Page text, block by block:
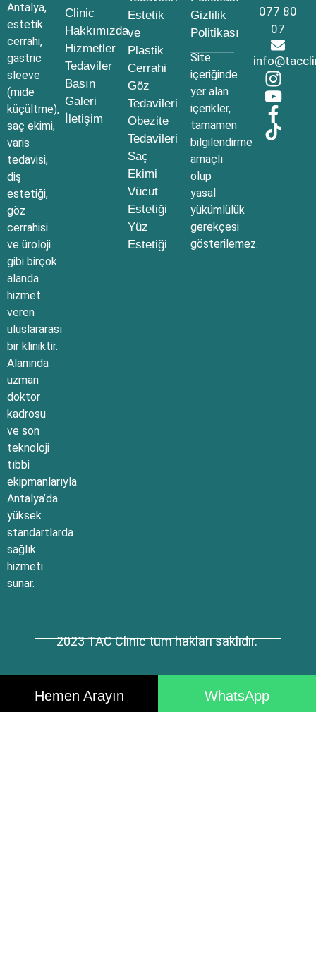
Antalya,
estetik
cerrahi,
gastric
sleeve
(mide
küçültme),
saç ekimi,
varis
tedavisi,
diş
estetiği,
göz
cerrahisi
ve üroloji
gibi birçok
alanda
hizmet
veren
uluslararası
bir kliniktir.
Alanında
uzman
doktor
kadrosu
ve son
teknoloji
tıbbi
ekipmanlarıyla
Antalya’da
yüksek
standartlarda
sağlık
hizmeti
sunar.
Clinic
Hakkımızda
Hizmetler
Tedaviler
Basın
Galeri
İletişim
Estetik
ve
Plastik
Cerrahi
Göz
Tedavileri
Obezite
Tedavileri
Saç
Ekimi
Vücut
Estetiği
Yüz
Estetiği
Gizlilik
Politikası
Site
içeriğinde
yer alan
içerikler,
tamamen
bilgilendirme
amaçlı
olup
yasal
yükümlülük
gerekçesi
gösterilemez.
077 80
07
2023 TAC Clinic tüm hakları saklıdır.
Hemen Arayın WhatsApp